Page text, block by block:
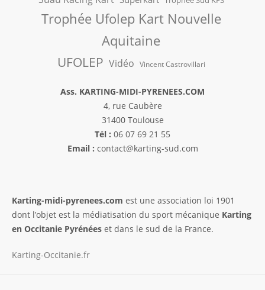
Trophée Ufolep Kart Nouvelle
Aquitaine
UFOLEP Vidéo Vincent Castrovillari
Ass. KARTING-MIDI-PYRENEES.COM
4, rue Caubère
31400 Toulouse
Tél : 06 07 69 21 55
Email : contact@karting-sud.com
Karting-midi-pyrenees.com est une association loi 1901
dont l’objet est la médiatisation du sport mécanique Karting
en Occitanie Pyrénées et dans le sud de la France.
Karting-Occitanie.fr